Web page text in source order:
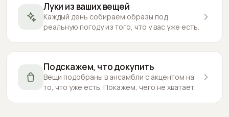
Луки из ваших вещей
Каждый день собираем образы под
реальную погоду из того, что у вас уже есть.
Подскажем, что докупить
Вещи подобраны в ансамбли с акцентом на
то, что уже есть. Покажем, чего не хватает.